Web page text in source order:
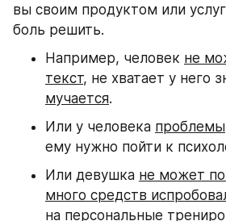
вы своим продуктом или
боль решить.
Например, человек не
текст
мучается.
Или у человека проблемы
ему нужно пойти к
Или девушка не может
много средств
на персональные